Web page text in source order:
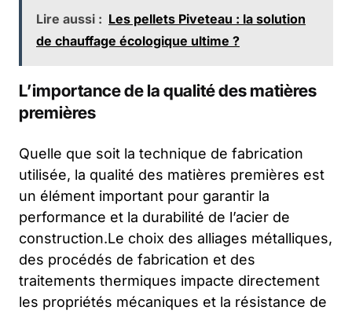
Lire aussi : Les pellets Piveteau : la solution
de chauffage écologique ultime ?
L’importance de la qualité des matières
premières
Quelle que soit la technique de fabrication
utilisée, la qualité des matières premières est
un élément important pour garantir la
performance et la durabilité de l’acier de
construction.Le choix des alliages métalliques,
des procédés de fabrication et des
traitements thermiques impacte directement
les propriétés mécaniques et la résistance de